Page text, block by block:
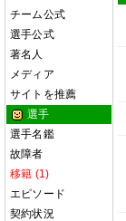
チーム公式
選手公式
著名人
メディア
サイトを推薦
選手
選手名鑑
故障者
移籍 (1)
エピソード
契約状況